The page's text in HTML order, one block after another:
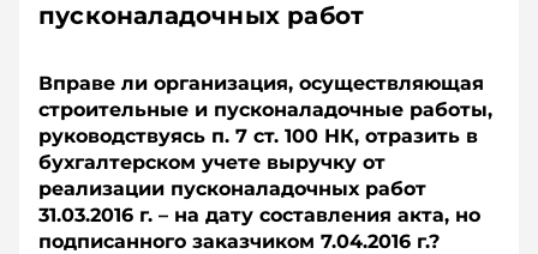
пусконаладочных работ
Вправе ли организация, осуществляющая
строительные и пусконаладочные работы,
руководствуясь п. 7 ст. 100 НК, отразить в
бухгалтерском учете выручку от
реализации пусконаладочных работ
31.03.2016 г. – на дату составления акта, но
подписанного заказчиком 7.04.2016 г.?